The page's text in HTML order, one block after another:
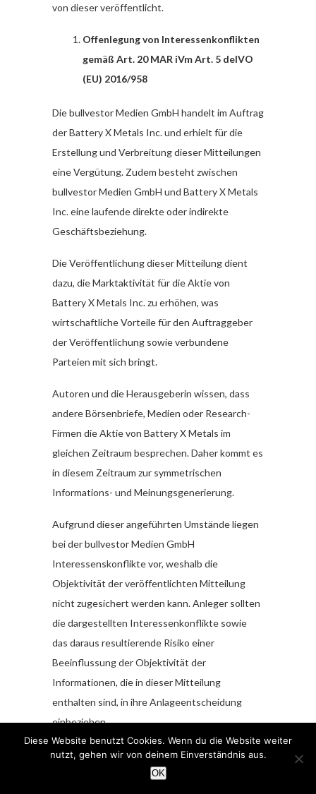
von dieser veröffentlicht.
Offenlegung von Interessenkonflikten
gemäß Art. 20 MAR iVm Art. 5 delVO
(EU) 2016/958
Die bullvestor Medien GmbH handelt im Auftrag
der Battery X Metals Inc. und erhielt für die
Erstellung und Verbreitung dieser Mitteilungen
eine Vergütung. Zudem besteht zwischen
bullvestor Medien GmbH und Battery X Metals
Inc. eine laufende direkte oder indirekte
Geschäftsbeziehung.
Die Veröffentlichung dieser Mitteilung dient
dazu, die Marktaktivität für die Aktie von
Battery X Metals Inc. zu erhöhen, was
wirtschaftliche Vorteile für den Auftraggeber
der Veröffentlichung sowie verbundene
Parteien mit sich bringt.
Autoren und die Herausgeberin wissen, dass
andere Börsenbriefe, Medien oder Research-
Firmen die Aktie von Battery X Metals im
gleichen Zeitraum besprechen. Daher kommt es
in diesem Zeitraum zur symmetrischen
Informations- und Meinungsgenerierung.
Aufgrund dieser angeführten Umstände liegen
bei der bullvestor Medien GmbH
Interessenskonflikte vor, weshalb die
Objektivität der veröffentlichten Mitteilung
nicht zugesichert werden kann. Anleger sollten
die dargestellten Interessenkonflikte sowie
das daraus resultierende Risiko einer
Beeinflussung der Objektivität der
Informationen, die in dieser Mitteilung
enthalten sind, in ihre Anlageentscheidung
einbeziehen.
Diese Mitteilung enthält zukunftsgerichtete
Aussagen im Sinne der geltenden
Diese Website benutzt Cookies. Wenn du die Website weiter
nutzt, gehen wir von deinem Einverständnis aus.
OK